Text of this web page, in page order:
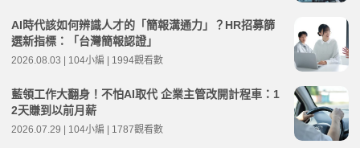
AI時代該如何辨識人才的「簡報溝通力」？HR招募篩
選新指標：「台灣簡報認證」
2026.08.03 | 104小編 | 1994觀看數
藍領工作大翻身！不怕AI取代 企業主管改開計程車：1
2天賺到以前月薪
2026.07.29 | 104小編 | 1787觀看數